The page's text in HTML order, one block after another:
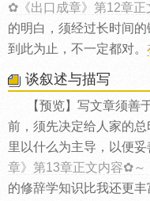
✿《出口成章》第12章正
的明白，须经过长时间
到此为止，不一定都对。
谈叙述与描写
【预览】写文章须善
前，须先决定给人家的
里以什么为主导，以便
章》第13章正文内容✿～
的修辞学知识比我还更